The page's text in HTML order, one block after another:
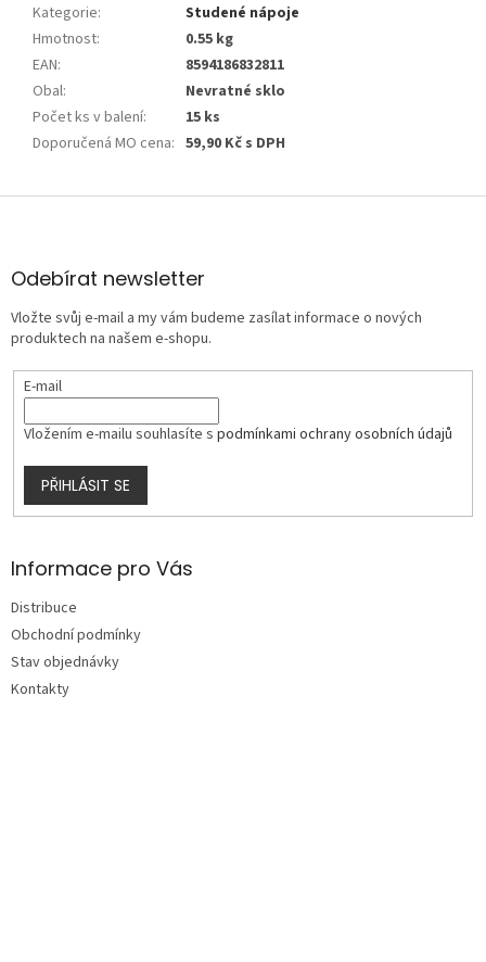
Kategorie:
Studené nápoje
Hmotnost:
0.55 kg
EAN:
8594186832811
Obal:
Nevratné sklo
Počet ks v balení:
15 ks
Doporučená MO cena: 59,90 Kč s DPH
Z
aOdebírat newsletter
Vložte svůj e-mail a my vám budeme zasílat informace o nových
produktech na našem e-shopu.
E-mail
Vložením e-mailu souhlasíte s podmínkami ochrany osobních údajů
PŘIHLÁSIT SE
Informace pro Vás
Distribuce
Obchodní podmínky
Stav objednávky
Kontakty